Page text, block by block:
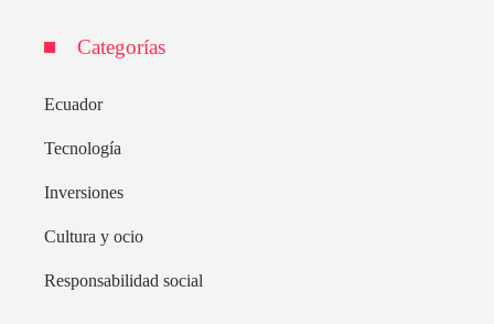
Categorías
Ecuador
Tecnología
Inversiones
Cultura y ocio
Responsabilidad social